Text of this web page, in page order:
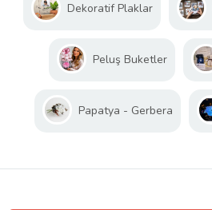
Dekoratif Plaklar
Peluş Buketler
Papatya - Gerbera